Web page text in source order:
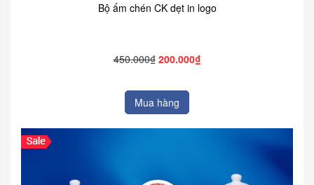
Bộ ấm chén CK dẹt in logo
450.000₫ 200.000₫
Mua hàng